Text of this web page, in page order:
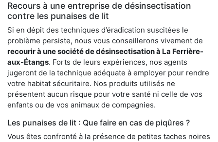
Recours à une entreprise de désinsectisation
contre les punaises de lit
Si en dépit des techniques d’éradication suscitées le
problème persiste, nous vous conseillerons vivement de
recourir à une société de désinsectisation à La Ferrière-
aux-Étangs. Forts de leurs expériences, nos agents
jugeront de la technique adéquate à employer pour rendre
votre habitat sécuritaire. Nos produits utilisés ne
présentent aucun risque pour votre santé ni celle de vos
enfants ou de vos animaux de compagnies.
Les punaises de lit : Que faire en cas de piqûres ?
Vous êtes confronté à la présence de petites taches noires